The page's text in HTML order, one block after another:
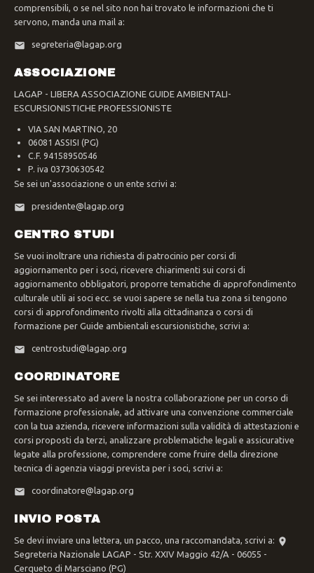
comprensibili, o se nel sito non hai trovato le informazioni che ti
servono, manda una mail a:
segreteria@lagap.org
ASSOCIAZIONE
LAGAP - LIBERA ASSOCIAZIONE GUIDE AMBIENTALI-
ESCURSIONISTICHE PROFESSIONISTE
VIA SAN MARTINO, 20
06081 ASSISI (PG)
C.F. 94158950546
P. iva 03730630542
Se sei un'associazione o un ente scrivi a:
presidente@lagap.org
CENTRO STUDI
Se vuoi inoltrare una richiesta di patrocinio per corsi di
aggiornamento per i soci, ricevere chiarimenti sui corsi di
aggiornamento obbligatori, proporre tematiche di approfondimento
culturale utili ai soci ecc. se vuoi sapere se nella tua zona si tengono
corsi di approfondimento rivolti alla cittadinanza o corsi di
formazione per Guide ambientali escursionistiche, scrivi a:
centrostudi@lagap.org
COORDINATORE
Se sei interessato ad avere la nostra collaborazione per un corso di
formazione professionale, ad attivare una convenzione commerciale
con la tua azienda, ricevere informazioni sulla validità di attestazioni e
corsi proposti da terzi, analizzare problematiche legali e assicurative
legate alla professione, comprendere come fruire della direzione
tecnica di agenzia viaggi prevista per i soci, scrivi a:
coordinatore@lagap.org
INVIO POSTA
Se devi inviare una lettera, un pacco, una raccomandata, scrivi a:
Segreteria Nazionale LAGAP - Str. XXIV Maggio 42/A - 06055 -
Cerqueto di Marsciano (PG)